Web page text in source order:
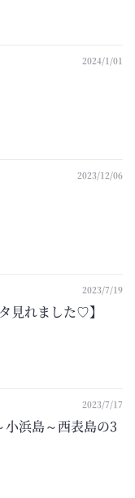
2024/1/01
2023/12/06
2023/7/19
見れました♡】
2023/7/17
浜島～西表島の3